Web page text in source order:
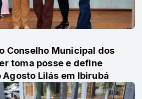
Conselho Municipal dos
toma posse e define
Lilás em Ibirubá